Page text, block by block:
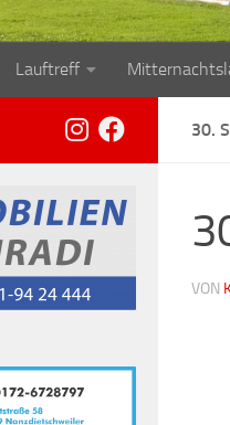
Lauftreff
30.
VON